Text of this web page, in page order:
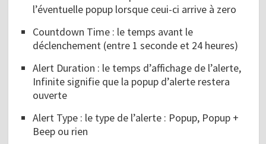
l’éventuelle popup lorsque ceui-ci arrive à zero
Countdown Time : le temps avant le
déclenchement (entre 1 seconde et 24 heures)
Alert Duration : le temps d’affichage de l’alerte,
Infinite signifie que la popup d’alerte restera
ouverte
Alert Type : le type de l’alerte : Popup, Popup +
Beep ou rien